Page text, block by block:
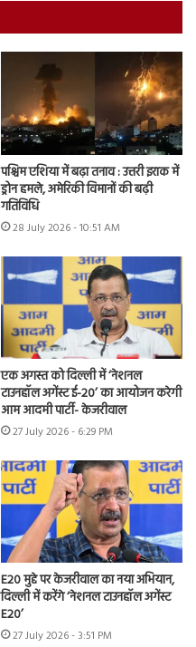
पश्चिम एशिया में बढ़ा तनाव : उत्तरी इराक में
ड्रोन हमले, अमेरिकी विमानों की बढ़ी
गतिविधि
28 July 2026 - 10:51 AM
एक अगस्त को दिल्ली में ‘नेशनल
टाउनहॉल अगेंस्ट ई-20’ का आयोजन करेगी
आम आदमी पार्टी- केजरीवाल
27 July 2026 - 6:29 PM
E20 मुद्दे पर केजरीवाल का नया अभियान,
दिल्ली में करेंगे ‘नेशनल टाउनहॉल अगेंस्ट
E20’
27 July 2026 - 3:51 PM